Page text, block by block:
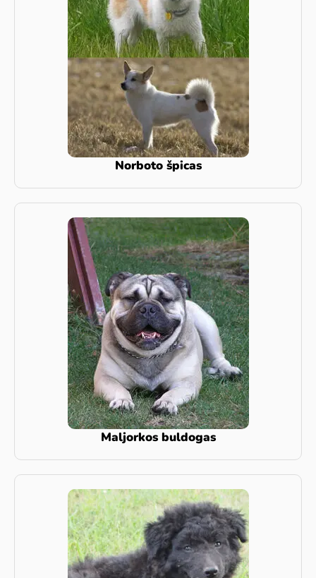
Norboto špicas
Maljorkos buldogas